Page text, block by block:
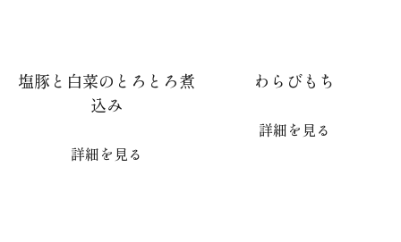
塩豚と白菜のとろとろ煮
込み
詳細を見る
わらびもち
詳細を見る